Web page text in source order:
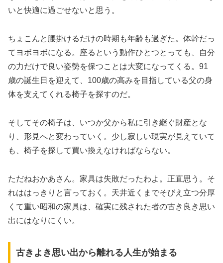
いと快適に過ごせないと思う。
ちょこんと腰掛けるだけの時期も年齢も過ぎた。体幹だっ
てヨボヨボになる。座るという動作ひとつとっても、自分
の力だけで良い姿勢を保つことは大変になってくる。91
歳の誕生日を迎えて、100歳の高みを目指している父の身
体を支えてくれる椅子を探すのだ。
そしてその椅子は、いつか父から私に引き継ぐ財産とな
り、形見へと変わっていく。少し寂しい現実が見えていて
も、椅子を探して買い換えなければならない。
ただねおかあさん。家具は失敗だったわよ。正直思う。そ
れははっきりと言っておく。天井近くまでそびえ立つ分厚
くて重い昭和の家具は、確実に残された者の古き良き思い
出にはなりにくい。
古きよき思い出から離れる人生が始まる